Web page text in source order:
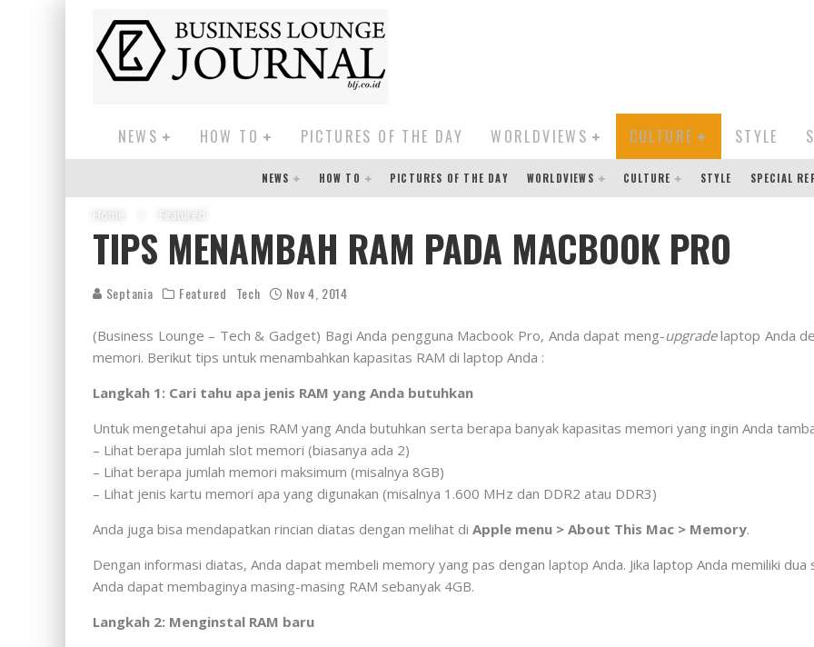
NEWS HOW TO PICTURES OF THE DAY WORLDVIEWS CULTURE STYLE
NEWS HOW TO PICTURES OF THE DAY WORLDVIEWS CULTURE STYLE SPECIAL
Home Featured
TIPS MENAMBAH RAM PADA MACBOOK PRO
Septania Featured Tech Nov 4, 2014
(Business Lounge – Tech & Gadget) Bagi Anda pengguna Macbook Pro, Anda dapat meng-upgradelaptop Anda
memori. Berikut tips untuk menambahkan kapasitas RAM di laptop Anda :
Langkah 1: Cari tahu apa jenis RAM yang Anda butuhkan
Untuk mengetahui apa jenis RAM yang Anda butuhkan serta berapa banyak kapasitas memori yang ingin Anda
– Lihat berapa jumlah slot memori (biasanya ada 2)
– Lihat berapa jumlah memori maksimum (misalnya 8GB)
– Lihat jenis kartu memori apa yang digunakan (misalnya 1.600 MHz dan DDR2 atau DDR3)
Anda juga bisa mendapatkan rincian diatas dengan melihat di Apple menu > About This Mac > Memory.
Dengan informasi diatas, Anda dapat membeli memory yang pas dengan laptop Anda. Jika laptop Anda memiliki
Anda dapat membaginya masing-masing RAM sebanyak 4GB.
Langkah 2: Menginstal RAM baru